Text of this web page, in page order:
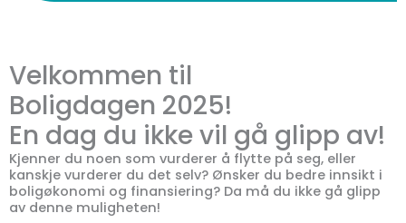
Velkommen til
Boligdagen 2025!
En dag du ikke vil gå glipp av!
Kjenner du noen som vurderer å flytte på seg, eller
kanskje vurderer du det selv? Ønsker du bedre innsikt i
boligøkonomi og finansiering? Da må du ikke gå glipp
av denne muligheten!